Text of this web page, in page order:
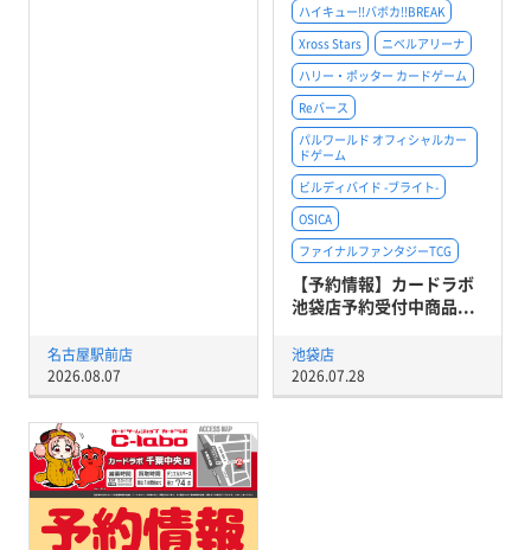
名古屋駅前店
2026.08.07
ハイキュー!!バボカ!!BREAK
Xross Stars
ニベルアリーナ
ハリー・ポッター カードゲーム
Reバース
パルワールド オフィシャルカー
ドゲーム
ビルディバイド -ブライト-
OSICA
ファイナルファンタジーTCG
【予約情報】カードラボ
池袋店予約受付中商品...
池袋店
2026.07.28